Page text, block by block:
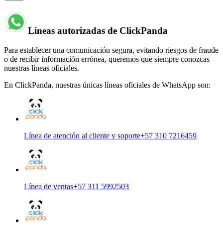
Líneas autorizadas de ClickPanda
Para establecer una comunicación segura, evitando riesgos de fraude
o de recibir información errónea, queremos que siempre conozcas
nuestras líneas oficiales.
En ClickPanda, nuestras únicas líneas oficiales de WhatsApp son:
Línea de atención al cliente y soporte+57 310 7216459
Línea de ventas+57 311 5992503